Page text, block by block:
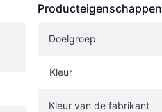
Producteigenschappen
Doelgroep
Kleur
Kleur van de fabrikant